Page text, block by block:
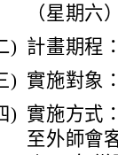
（星期六
) 計畫期程
) 實施對象
) 實施方式
至外師會